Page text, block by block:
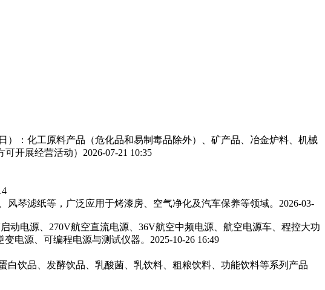
）：化工原料产品（危化品和易制毒品除外）、矿产品、冶金炉料、机械
开展经营活动） 2026-07-21 10:35
琴滤纸‌等，广泛应用于烤漆房、空气净化及汽车保养等领域。‌‌ 2026-03-
动电源、270V航空直流电源、36V航空中频电源、航空电源车、程控大功
电源、可编程电源与测试仪器。 2025-10-26 16:49
饮品、发酵饮品、乳酸菌、乳饮料、粗粮饮料、功能饮料等系列产品